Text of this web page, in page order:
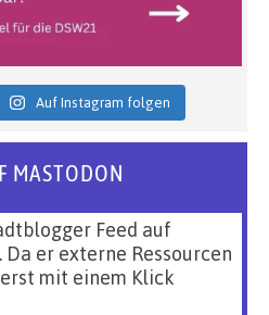
Auf Instagram folgen
MASTODON
Feed auf
er externe Ressourcen
mit einem Klick